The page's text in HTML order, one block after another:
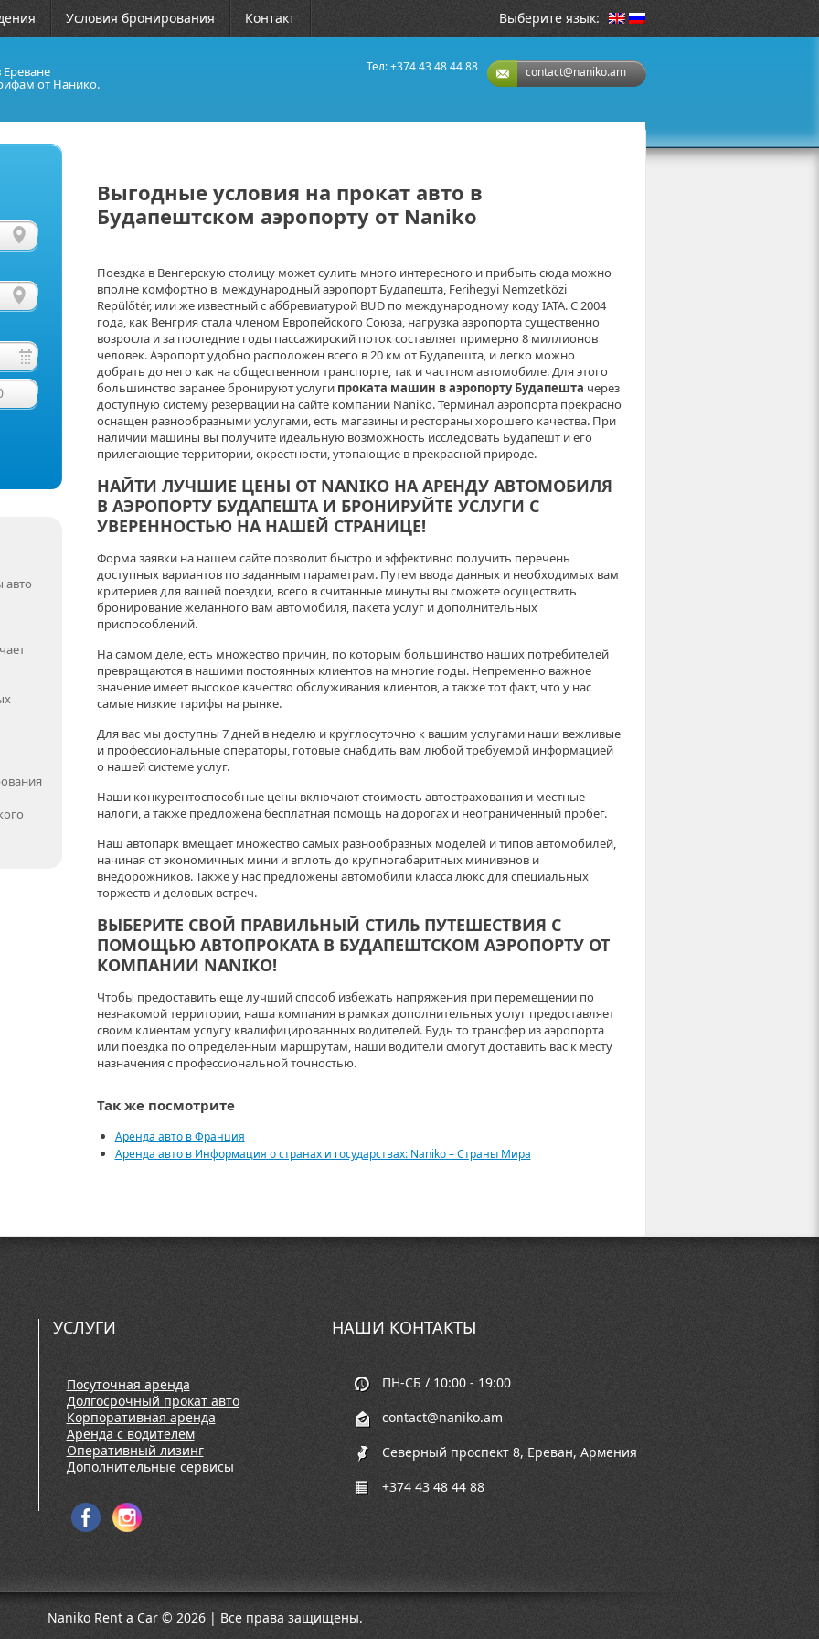
Условия бронирования Контакт Выберите язык:
Ереване
от Нанико.
contact@naniko.am
Тел: +374 43 48 44 88
авто
Выгодные условия на прокат авто в
Будапештском аэропорту от Naniko
Поездка в Венгерскую столицу может сулить много интересного и прибыть сюда можно
вполне комфортно в международный аэропорт Будапешта, Ferihegyi Nemzetközi
Repülőtér, или же известный с аббревиатурой BUD по международному коду IATA. С 2004
года, как Венгрия стала членом Европейского Союза, нагрузка аэропорта существенно
возросла и за последние годы пассажирский поток составляет примерно 8 миллионов
человек. Аэропорт удобно расположен всего в 20 км от Будапешта, и легко можно
добрать до него как на общественном транспорте, так и частном автомобиле. Для этого
большинство заранее бронируют услуги проката машин в аэропорту Будапешта через
доступную систему резервации на сайте компании Naniko. Терминал аэропорта прекрасно
оснащен разнообразными услугами, есть магазины и рестораны хорошего качества. При
наличии машины вы получите идеальную возможность исследовать Будапешт и его
прилегающие территории, окрестности, утопающие в прекрасной природе.
НАЙТИ ЛУЧШИЕ ЦЕНЫ ОТ NANIKOНА АРЕНДУ АВТОМОБИЛЯ
В АЭРОПОРТУ БУДАПЕШТА И БРОНИРУЙТЕ УСЛУГИ С
УВЕРЕННОСТЬЮ НА НАШЕЙ СТРАНИЦЕ!
Форма заявки на нашем сайте позволит быстро и эффективно получить перечень
доступных вариантов по заданным параметрам. Путем ввода данных и необходимых вам
критериев для вашей поездки, всего в считанные минуты вы сможете осуществить
бронирование желанного вам автомобиля, пакета услуг и дополнительных
приспособлений.
На самом деле, есть множество причин, по которым большинство наших потребителей
превращаются в нашими постоянных клиентов на многие годы. Непременно важное
значение имеет высокое качество обслуживания клиентов, а также тот факт, что у нас
самые низкие тарифы на рынке.
Для вас мы доступны 7 дней в неделю и круглосуточно к вашим услугами наши вежливые
и профессиональные операторы, готовые снабдить вам любой требуемой информацией
о нашей системе услуг.
Наши конкурентоспособные цены включают стоимость автострахования и местные
налоги, а также предложена бесплатная помощь на дорогах и неограниченный пробег.
Наш автопарк вмещает множество самых разнообразных моделей и типов автомобилей,
начиная от экономичных мини и вплоть до крупногабаритных минивэнов и
внедорожников. Также у нас предложены автомобили класса люкс для специальных
торжеств и деловых встреч.
ВЫБЕРИТЕ СВОЙ ПРАВИЛЬНЫЙ СТИЛЬ ПУТЕШЕСТВИЯ С
ПОМОЩЬЮ АВТОПРОКАТА В БУДАПЕШТСКОМ АЭРОПОРТУ ОТ
КОМПАНИИ NANIKO!
Чтобы предоставить еще лучший способ избежать напряжения при перемещении по
незнакомой территории, наша компания в рамках дополнительных услуг предоставляет
своим клиентам услугу квалифицированных водителей. Будь то трансфер из аэропорта
или поездка по определенным маршрутам, наши водители смогут доставить вас к месту
назначения с профессиональной точностью.
Так же посмотрите
Аренда авто в Франция
Аренда авто в Информация о странах и государствах: Naniko – Страны Мира
УСЛУГИ
Посуточная аренда
Долгосрочный прокат авто
Корпоративная аренда
Аренда с водителем
Оперативный лизинг
Дополнительные сервисы
НАШИ КОНТАКТЫ
ПН-СБ / 10:00 - 19:00
contact@naniko.am
Северный проспект 8, Ереван, Армения
+374 43 48 44 88
Naniko Rent a Car © 2026 | Все права защищены.